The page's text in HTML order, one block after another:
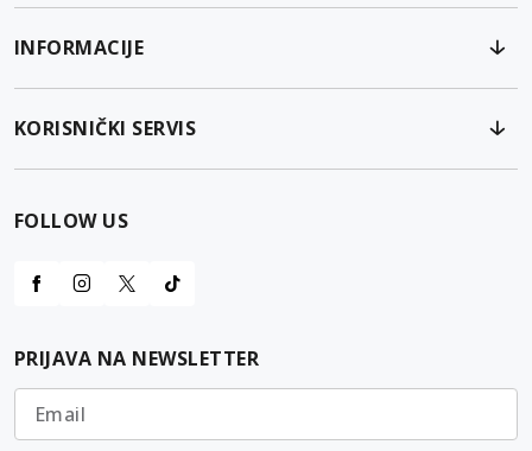
INFORMACIJE
KORISNIČKI SERVIS
FOLLOW US
PRIJAVA NA NEWSLETTER
Email